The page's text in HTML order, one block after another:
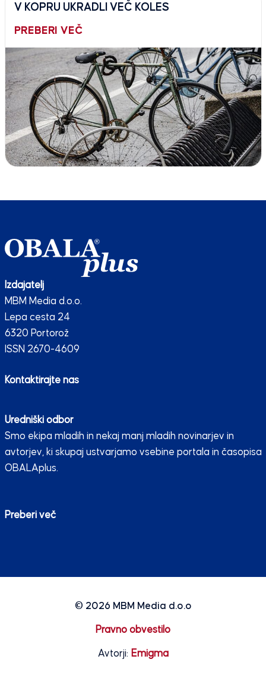
V KOPRU UKRADLI VEČ KOLES
PREBERI VEČ
Izdajatelj
MBM Media d.o.o.
Lepa cesta 24
6320 Portorož
ISSN 2670-4609
Kontaktirajte nas
Uredniški odbor
Smo ekipa mladih in nekaj manj mladih novinarjev in
avtorjev, ki skupaj ustvarjamo vsebine portala in časopisa
OBALAplus.
Preberi več
© 2026 MBM Media d.o.o
Pravno obvestilo
Avtorji: Emigma